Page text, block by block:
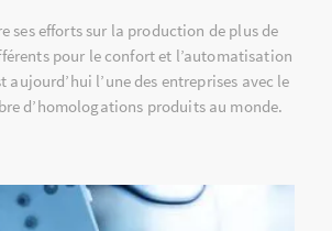
ses efforts sur la production de plus de
pour le confort et l’automatisation
aujourd’hui l’une des entreprises avec le
d’homologations produits au monde.